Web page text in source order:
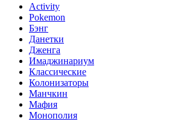
Activity
Pokemon
Бэнг
Данетки
Дженга
Имаджинариум
Классические
Колонизаторы
Манчкин
Мафия
Монополия